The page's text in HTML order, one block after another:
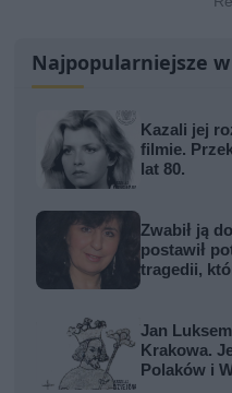
Najpopularniejsze
Kazali jej
filmie.
lat 80.
Zwabił ją
postawił
tragedii,
Jan
Krakowa.
Polaków i